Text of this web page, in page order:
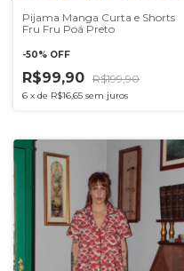
Pijama Manga Curta e Shorts
Fru Fru Poá Preto
-50% OFF
R$99,90 R$199,90
6 x de R$16,65 sem juros